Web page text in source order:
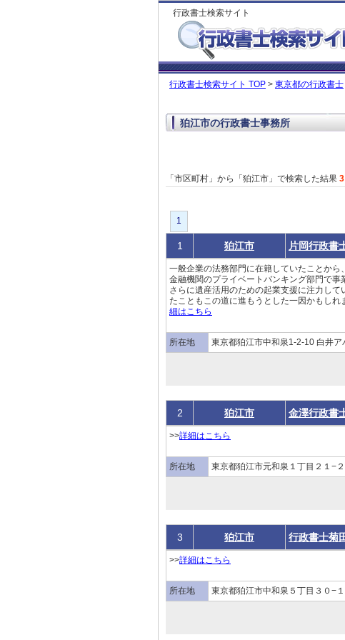
行政書士検索サイト
行政書士検索サイト TOP > 東京都の行政書士
狛江市の行政書士事務所
「市区町村」から「狛江市」で検索した結果 3
1
1 狛江市 片岡行政書
一般企業の法務部門に在籍していたことから
金融機関のプライベートバンキング部門で
さらに遺産活用のための起業支援に注力し
たこともこの道に進もうとした一因かもし
細はこちら
所在地 東京都狛江市中和泉1-2-10 白井ア
2 狛江市 金澤行政書
>>詳細はこちら
所在地 東京都狛江市元和泉１丁目２１−２
3 狛江市 行政書士菊
>>詳細はこちら
所在地 東京都狛江市中和泉５丁目３０−１